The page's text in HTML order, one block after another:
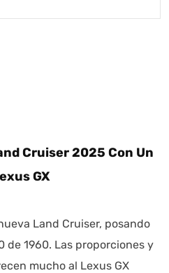
Cruiser 2025 Con Un
GX
Land Cruiser, posando
de 1960. Las proporciones y
mucho al Lexus GX